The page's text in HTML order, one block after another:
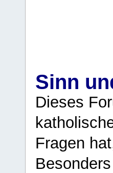
Sinn
Dieses
Fragen